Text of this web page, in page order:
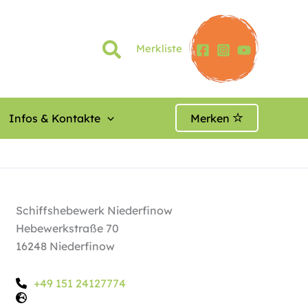
Merkliste
Infos & Kontakte Merken
Schiffshebewerk Niederfinow
Hebewerkstraße 70
16248 Niederfinow
+49 151 24127774